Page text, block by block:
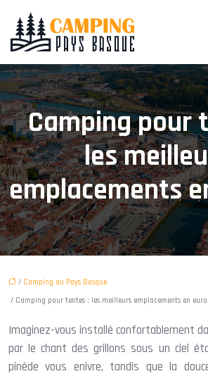
Camping pour
les
emplacements
/ Camping au Pays Basque
/ Camping pour tentes : les meilleurs emplacements en
Imaginez-vous installé confortablement
par le chant des grillons sous un ciel
pinède vous enivre, tandis que la